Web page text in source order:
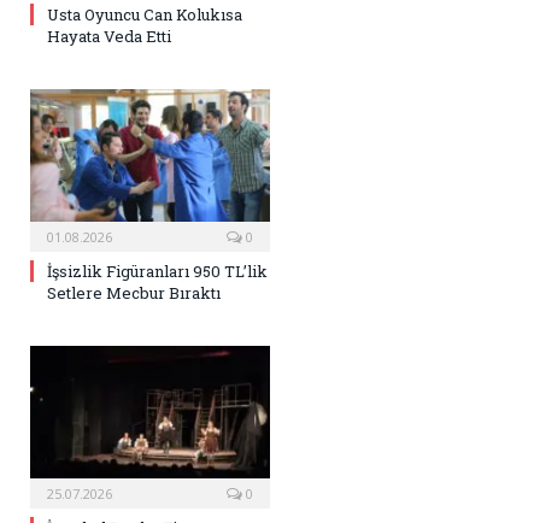
Usta Oyuncu Can Kolukısa
Hayata Veda Etti
01.08.2026 0
İşsizlik Figüranları 950 TL’lik
Setlere Mecbur Bıraktı
25.07.2026 0